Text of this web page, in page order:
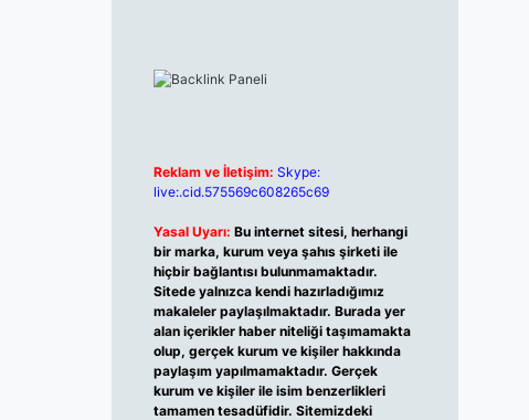
Reklam ve İletişim: Skype:
live:.cid.575569c608265c69
Yasal Uyarı: Bu internet sitesi, herhangi
bir marka, kurum veya şahıs şirketi ile
hiçbir bağlantısı bulunmamaktadır.
Sitede yalnızca kendi hazırladığımız
makaleler paylaşılmaktadır. Burada yer
alan içerikler haber niteliği taşımamakta
olup, gerçek kurum ve kişiler hakkında
paylaşım yapılmamaktadır. Gerçek
kurum ve kişiler ile isim benzerlikleri
tamamen tesadüfidir. Sitemizdeki